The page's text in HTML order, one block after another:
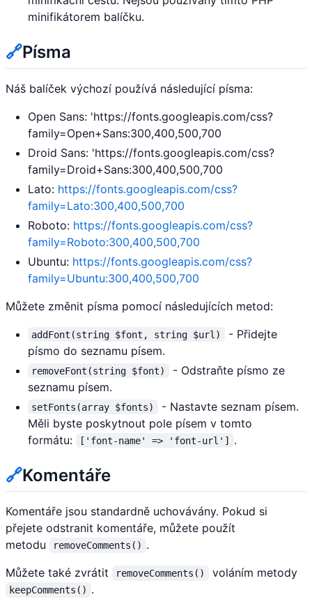
minifikátorem balíčku.
🔗Písma
Náš balíček výchozí používá následující písma:
Open Sans: 'https://fonts.googleapis.com/css?
family=Open+Sans:300,400,500,700
Droid Sans: 'https://fonts.googleapis.com/css?
family=Droid+Sans:300,400,500,700
Lato: https://fonts.googleapis.com/css?
family=Lato:300,400,500,700
Roboto: https://fonts.googleapis.com/css?
family=Roboto:300,400,500,700
Ubuntu: https://fonts.googleapis.com/css?
family=Ubuntu:300,400,500,700
Můžete změnit písma pomocí následujících metod:
addFont(string $font, string $url)
- Přidejte
písmo do seznamu písem.
removeFont(string $font)
- Odstraňte písmo ze
seznamu písem.
setFonts(array $fonts)
- Nastavte seznam písem.
Měli byste poskytnout pole písem v tomto
formátu:
['font-name' => 'font-url'] .
🔗Komentáře
Komentáře jsou standardně uchovávány. Pokud si
přejete odstranit komentáře, můžete použít
metodu
removeComments() .
Můžete také zvrátit
removeComments() voláním metody
keepComments() .